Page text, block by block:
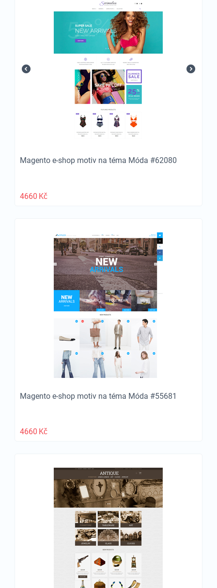
Magento e-shop motiv na téma Móda #62080
4660 Kč
Magento e-shop motiv na téma Móda #55681
4660 Kč